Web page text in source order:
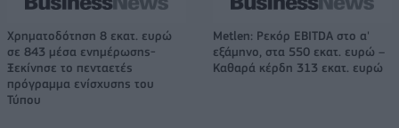
Χρηματοδότηση 8 εκατ. ευρώ
σε 843 μέσα ενημέρωσης-
Ξεκίνησε το πενταετές
πρόγραμμα ενίσχυσης του
Τύπου
Metlen: Ρεκόρ EBITDA στο α'
εξάμηνο, στα 550 εκατ. ευρώ –
Καθαρά κέρδη 313 εκατ. ευρώ